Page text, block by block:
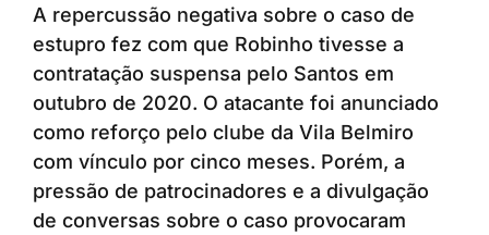
A repercussão negativa sobre o caso de
estupro fez com que Robinho tivesse a
contratação suspensa pelo Santos em
outubro de 2020. O atacante foi anunciado
como reforço pelo clube da Vila Belmiro
com vínculo por cinco meses. Porém, a
pressão de patrocinadores e a divulgação
de conversas sobre o caso provocaram